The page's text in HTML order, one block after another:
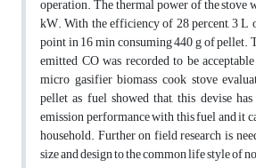
operation. The thermal power of the stove
kW. With the efficiency of 28 percent, 3
point in 16 min consuming 440 g of pellet.
emitted CO was recorded to be
micro gasifier biomass cook stove
pellet as fuel showed that, this devise
emission performance with this fuel and it
household. Further on field research is
size and design to the common life style of